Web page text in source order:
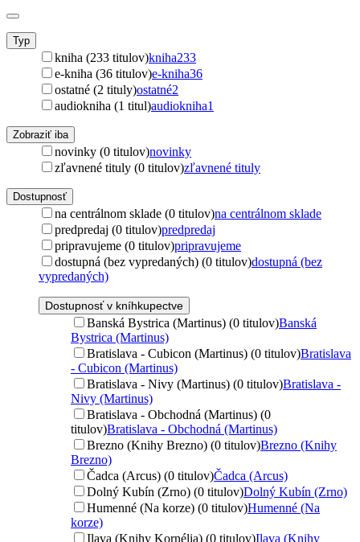
Typ
kniha (233 titulov)kniha233
e-kniha (36 titulov)e-kniha36
ostatné (2 tituly)ostatné2
audiokniha (1 titul)audiokniha1
Zobraziť iba
novinky (0 titulov)novinky
zľavnené tituly (0 titulov)zľavnené tituly
Dostupnosť
na centrálnom sklade (0 titulov)na centrálnom sklade
predpredaj (0 titulov)predpredaj
pripravujeme (0 titulov)pripravujeme
dostupná (bez vypredaných) (0 titulov)dostupná (bez
vypredaných)
Dostupnosť v kníhkupectve
Banská Bystrica (Martinus) (0 titulov)Banská
Bystrica (Martinus)
Bratislava - Cubicon (Martinus) (0 titulov)Bratislava
- Cubicon (Martinus)
Bratislava - Nivy (Martinus) (0 titulov)Bratislava -
Nivy (Martinus)
Bratislava - Obchodná (Martinus) (0
titulov)Bratislava - Obchodná (Martinus)
Brezno (Knihy Brezno) (0 titulov)Brezno (Knihy
Brezno)
Čadca (Arcus) (0 titulov)Čadca (Arcus)
Dolný Kubín (Zrno) (0 titulov)Dolný Kubín (Zrno)
Humenné (Na korze) (0 titulov)Humenné (Na
korze)
Ilava (Knihy Kornélia) (0 titulov)Ilava (Knihy